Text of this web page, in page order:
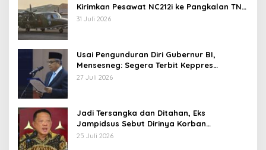
Kirimkan Pesawat NC212i ke Pangkalan TNI
AU
31 Juli 2026
Usai Pengunduran Diri Gubernur BI,
Mensesneg: Segera Terbit Keppres
Pemberhentian dengan Hormat
27 Juli 2026
Jadi Tersangka dan Ditahan, Eks
Jampidsus Sebut Dirinya Korban
Kriminalisasi
25 Juli 2026